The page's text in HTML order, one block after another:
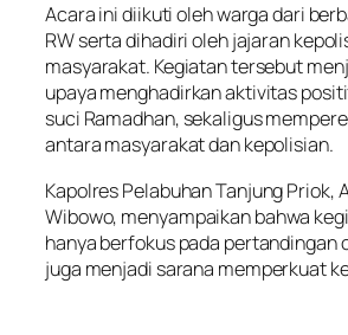
Acara ini diikuti oleh warga dari
RW serta dihadiri oleh jajaran
masyarakat. Kegiatan tersebut
upaya menghadirkan aktivitas
suci Ramadhan, sekaligus
antara masyarakat dan kepolisian.
Kapolres Pelabuhan Tanjung Priok,
Wibowo, menyampaikan bahwa
hanya berfokus pada pertandingan
juga menjadi sarana memperkuat